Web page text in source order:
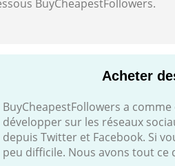
BuyCheapestFollowers.
Acheter
BuyCheapestFollowers a
développer sur les réseaux
depuis Twitter et Facebook. Si
peu difficile. Nous avons tout ce